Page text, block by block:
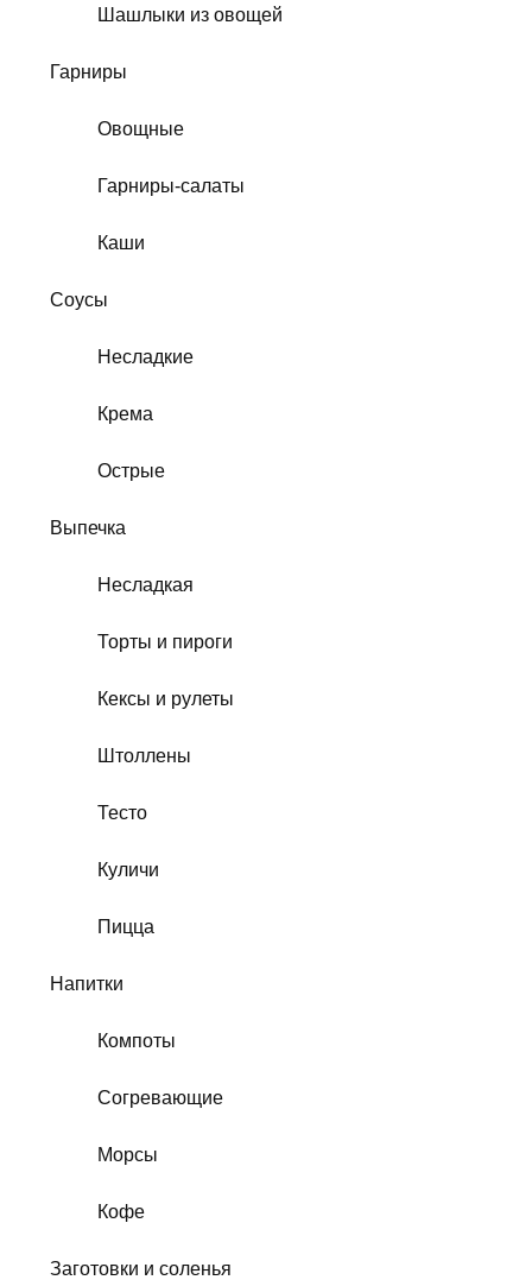
Шашлыки из овощей
Гарниры
Овощные
Гарниры-салаты
Каши
Соусы
Несладкие
Крема
Острые
Выпечка
Несладкая
Торты и пироги
Кексы и рулеты
Штоллены
Тесто
Куличи
Пицца
Напитки
Компоты
Согревающие
Морсы
Кофе
Заготовки и соленья